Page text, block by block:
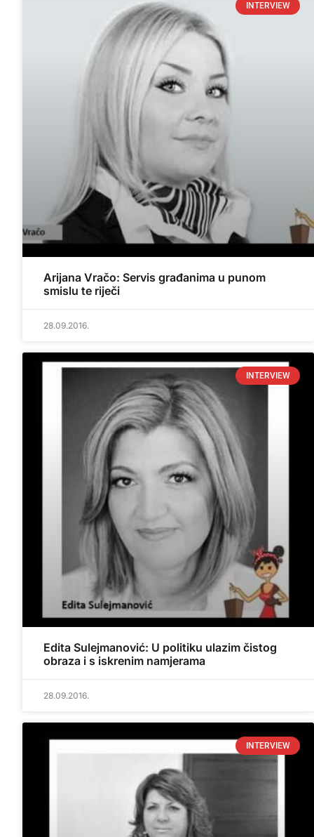
INTERVIEW
Arijana Vračo: Servis građanima u punom
smislu te riječi
28.09.2016.
INTERVIEW
Edita Sulejmanović: U politiku ulazim čistog
obraza i s iskrenim namjerama
28.09.2016.
INTERVIEW